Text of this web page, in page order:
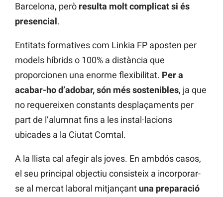
Barcelona, però resulta molt complicat si és
presencial.
Entitats formatives com Linkia FP aposten per
models híbrids o 100% a distància que
proporcionen una enorme flexibilitat. Per a
acabar-ho d’adobar, són més sostenibles, ja que
no requereixen constants desplaçaments per
part de l’alumnat fins a les instal·lacions
ubicades a la Ciutat Comtal.
A la llista cal afegir als joves. En ambdós casos,
el seu principal objectiu consisteix a incorporar-
se al mercat laboral mitjançant una preparació